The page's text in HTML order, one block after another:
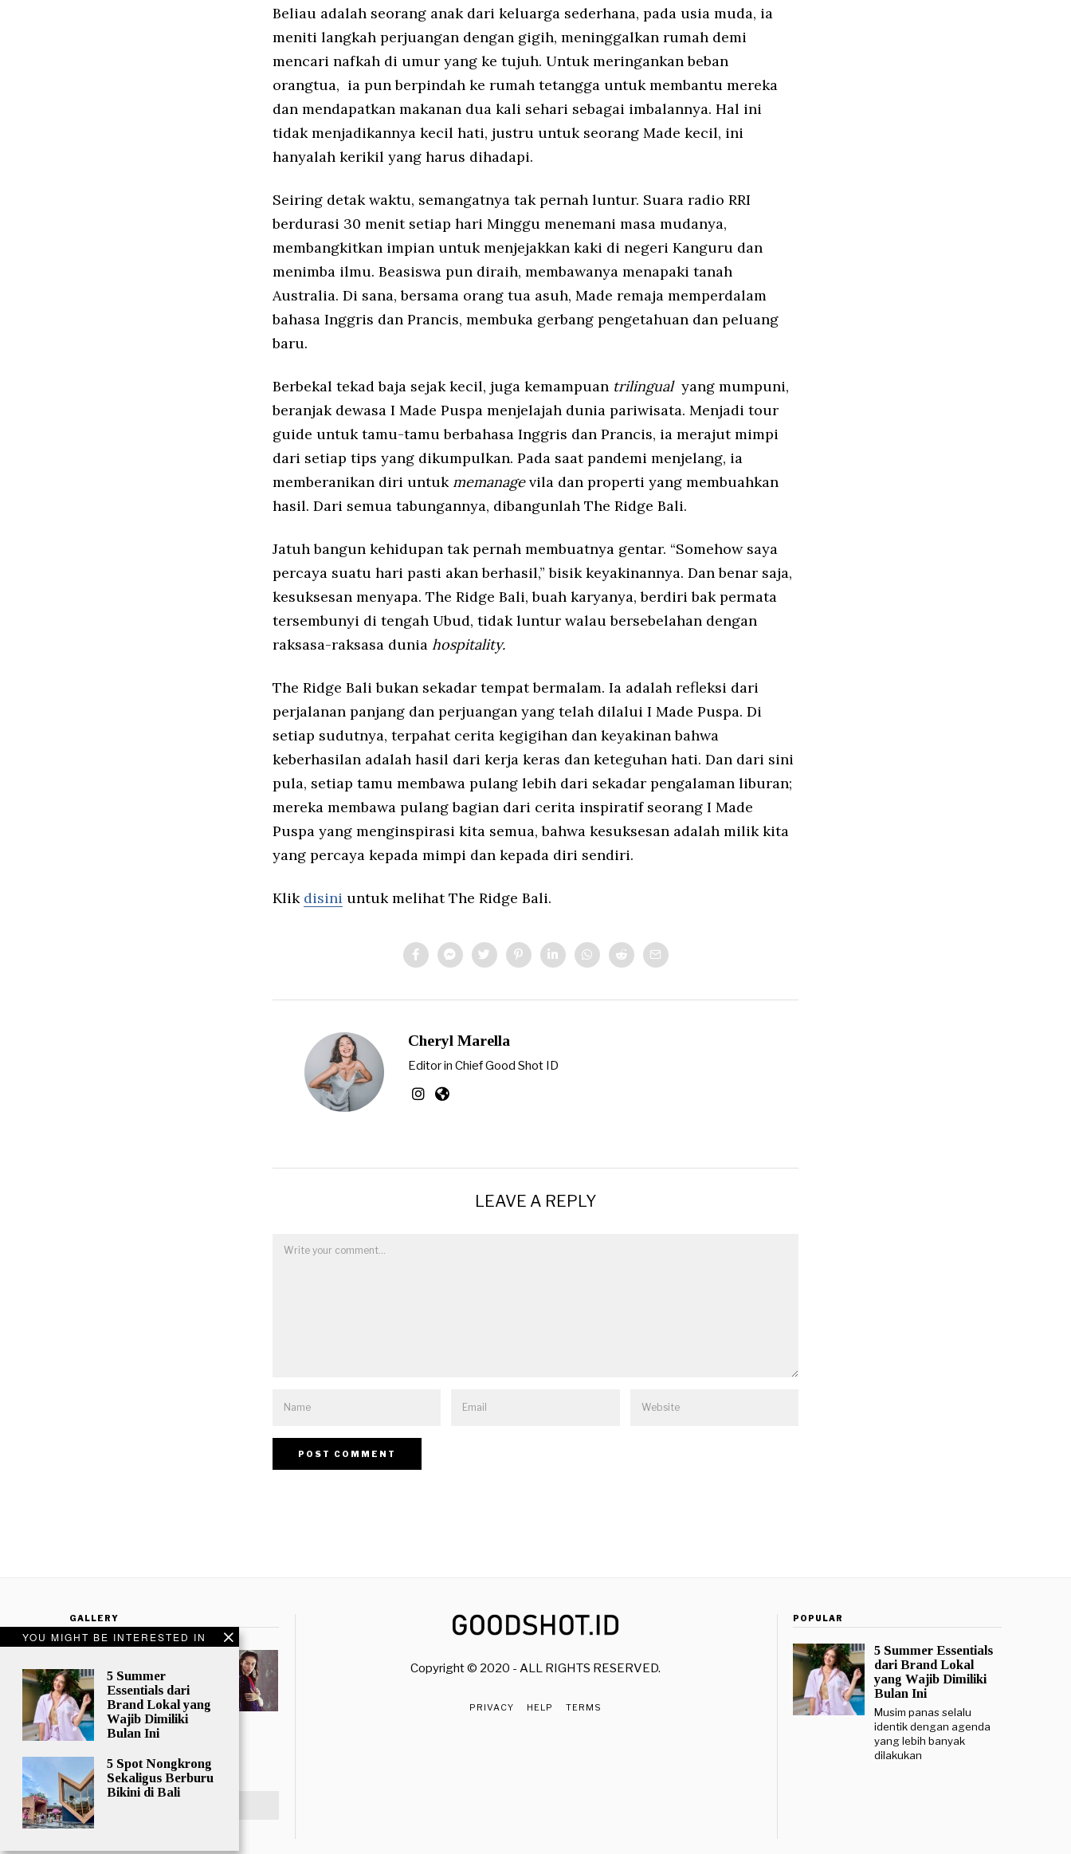
Beliau adalah seorang anak dari keluarga sederhana, pada usia muda, ia
meniti langkah perjuangan dengan gigih, meninggalkan rumah demi
mencari nafkah di umur yang ke tujuh. Untuk meringankan beban
orangtua, ia pun berpindah ke rumah tetangga untuk membantu mereka
dan mendapatkan makanan dua kali sehari sebagai imbalannya. Hal ini
tidak menjadikannya kecil hati, justru untuk seorang Made kecil, ini
hanyalah kerikil yang harus dihadapi.
Seiring detak waktu, semangatnya tak pernah luntur. Suara radio RRI
berdurasi 30 menit setiap hari Minggu menemani masa mudanya,
membangkitkan impian untuk menjejakkan kaki di negeri Kanguru dan
menimba ilmu. Beasiswa pun diraih, membawanya menapaki tanah
Australia. Di sana, bersama orang tua asuh, Made remaja memperdalam
bahasa Inggris dan Prancis, membuka gerbang pengetahuan dan peluang
baru.
Berbekal tekad baja sejak kecil, juga kemampuan trilingual yang mumpuni,
beranjak dewasa I Made Puspa menjelajah dunia pariwisata. Menjadi tour
guide untuk tamu-tamu berbahasa Inggris dan Prancis, ia merajut mimpi
dari setiap tips yang dikumpulkan. Pada saat pandemi menjelang, ia
memberanikan diri untuk memanagevila dan properti yang membuahkan
hasil. Dari semua tabungannya, dibangunlah The Ridge Bali.
Jatuh bangun kehidupan tak pernah membuatnya gentar. “Somehow saya
percaya suatu hari pasti akan berhasil,” bisik keyakinannya. Dan benar saja,
kesuksesan menyapa. The Ridge Bali, buah karyanya, berdiri bak permata
tersembunyi di tengah Ubud, tidak luntur walau bersebelahan dengan
raksasa-raksasa dunia hospitality.
The Ridge Bali bukan sekadar tempat bermalam. Ia adalah refleksi dari
perjalanan panjang dan perjuangan yang telah dilalui I Made Puspa. Di
setiap sudutnya, terpahat cerita kegigihan dan keyakinan bahwa
keberhasilan adalah hasil dari kerja keras dan keteguhan hati. Dan dari sini
pula, setiap tamu membawa pulang lebih dari sekadar pengalaman liburan;
mereka membawa pulang bagian dari cerita inspiratif seorang I Made
Puspa yang menginspirasi kita semua, bahwa kesuksesan adalah milik kita
yang percaya kepada mimpi dan kepada diri sendiri.
Klik disini untuk melihat The Ridge Bali.
Cheryl Marella
Editor in Chief Good Shot ID
LEAVE A REPLY
YOU MIGHT BE INTERESTED IN
5 Summer
Essentials dari
Brand Lokal yang
Wajib Dimiliki
Bulan Ini
5 Spot Nongkrong
Sekaligus Berburu
Bikini di Bali
GALLERY
Copyright © 2020 - ALL RIGHTS RESERVED.
PRIVACY HELP TERMS
POPULAR
5 Summer Essentials
dari Brand Lokal
yang Wajib Dimiliki
Bulan Ini
Musim panas selalu
identik dengan agenda
yang lebih banyak
dilakukan